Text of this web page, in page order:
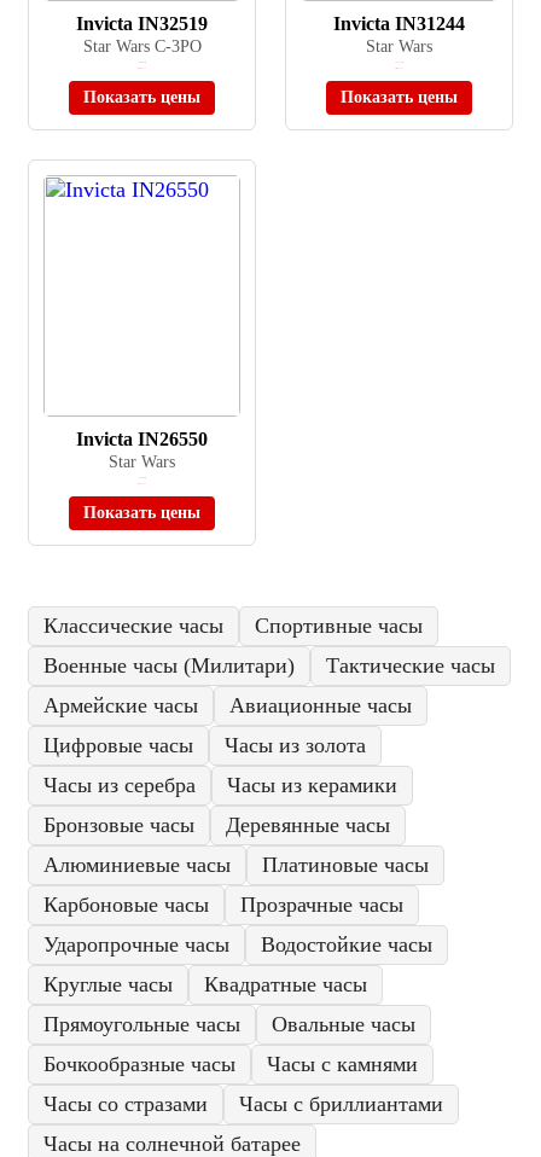
Invicta IN32519
Star Wars C-3PO
Показать цены
Invicta IN31244
Star Wars
Показать цены
Invicta IN26550
Star Wars
Показать цены
Классические часы
Спортивные часы
Военные часы (Милитари)
Тактические часы
Армейские часы
Авиационные часы
Цифровые часы
Часы из золота
Часы из серебра
Часы из керамики
Бронзовые часы
Деревянные часы
Алюминиевые часы
Платиновые часы
Карбоновые часы
Прозрачные часы
Ударопрочные часы
Водостойкие часы
Круглые часы
Квадратные часы
Прямоугольные часы
Овальные часы
Бочкообразные часы
Часы с камнями
Часы со стразами
Часы с бриллиантами
Часы на солнечной батарее